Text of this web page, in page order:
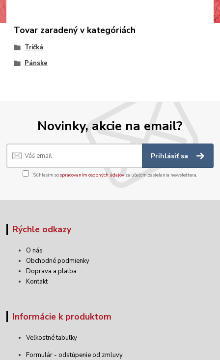
Tovar zaradený v kategóriách
Tričká
Pánske
Novinky, akcie na email?
Prihlásiť sa
Súhlasím sospracovaním osobných údajov za účelom zasielania newslettera.
Rýchle odkazy
O nás
Obchodné podmienky
Doprava a platba
Kontakt
Informácie k produktom
Veľkostné tabuľky
Formulár - odstúpenie od zmluvy